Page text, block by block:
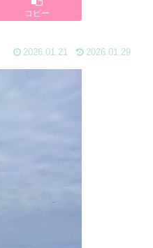
コピー
2026.01.21 2026.01.29